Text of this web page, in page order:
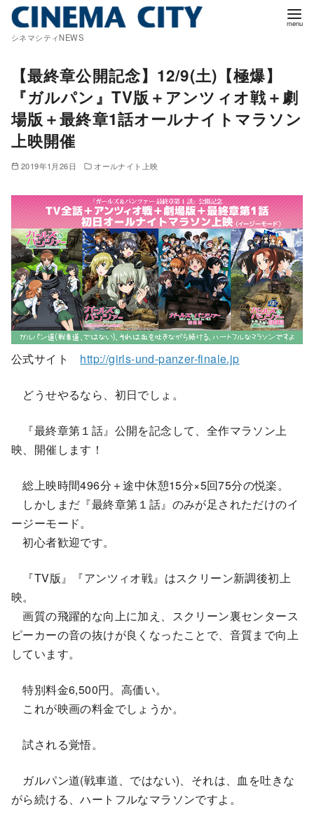
移
シネマシティNEWS
【最終章公開記念】12/9(土)【極爆】
『ガルパン』TV版＋アンツィオ戦＋劇
場版＋最終章1話オールナイトマラソン
上映開催
2019年1月26日 オールナイト上映
公式サイト http://girls-und-panzer-finale.jp
どうせやるなら、初日でしょ。
『最終章第１話』公開を記念して、全作マラソン上
映、開催します！
総上映時間496分＋途中休憩15分×5回75分の悦楽。
しかしまだ『最終章第１話』のみが足されただけのイ
ージーモード。
初心者歓迎です。
『TV版』『アンツィオ戦』はスクリーン新調後初上
映。
画質の飛躍的な向上に加え、スクリーン裏センタース
ピーカーの音の抜けが良くなったことで、音質まで向上
しています。
特別料金6,500円。高価い。
これが映画の料金でしょうか。
試される覚悟。
ガルパン道(戦車道、ではない)、それは、血を吐きな
がら続ける、ハートフルなマラソンですよ。